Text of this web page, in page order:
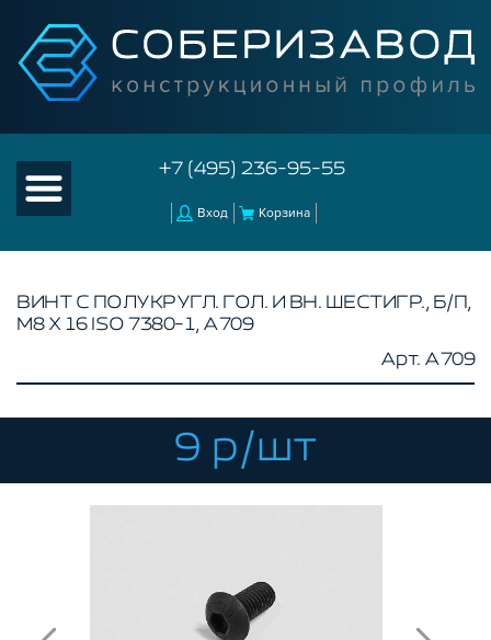
+7 (495) 236-95-55
Вход Корзина
КАТАЛОГ ТОВАРОВ
КОНСТРУКЦИОННЫЙ ПРОФИЛЬ
КОМПЛЕКТУЮЩИЕ К ЧПУ
АКСЕССУАРЫ ДЛЯ V-ПАЗА
Т-БОЛТЫ И Т-ГАЙКИ
СИСТЕМА ТРУБНАЯ МОДУЛЬНАЯ
СИСТЕМА ТРУБНАЯ КОНСТРУКЦИОННАЯ
ВИНТ С ПОЛУКРУГЛ. ГОЛ. И ВН. ШЕСТИГР., Б/П,
М8 Х 16 ISO 7380-1, A709
Арт. A709
9 р/шт